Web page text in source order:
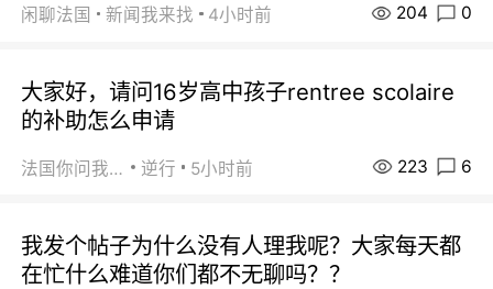
闲聊法国 新闻我来找 4小时前 204 0
大家好，请问16岁高中孩子rentree scolaire
的补助怎么申请
法国你问我答 逆行 5小时前 223 6
我发个帖子为什么没有人理我呢？大家每天都
在忙什么难道你们都不无聊吗？？